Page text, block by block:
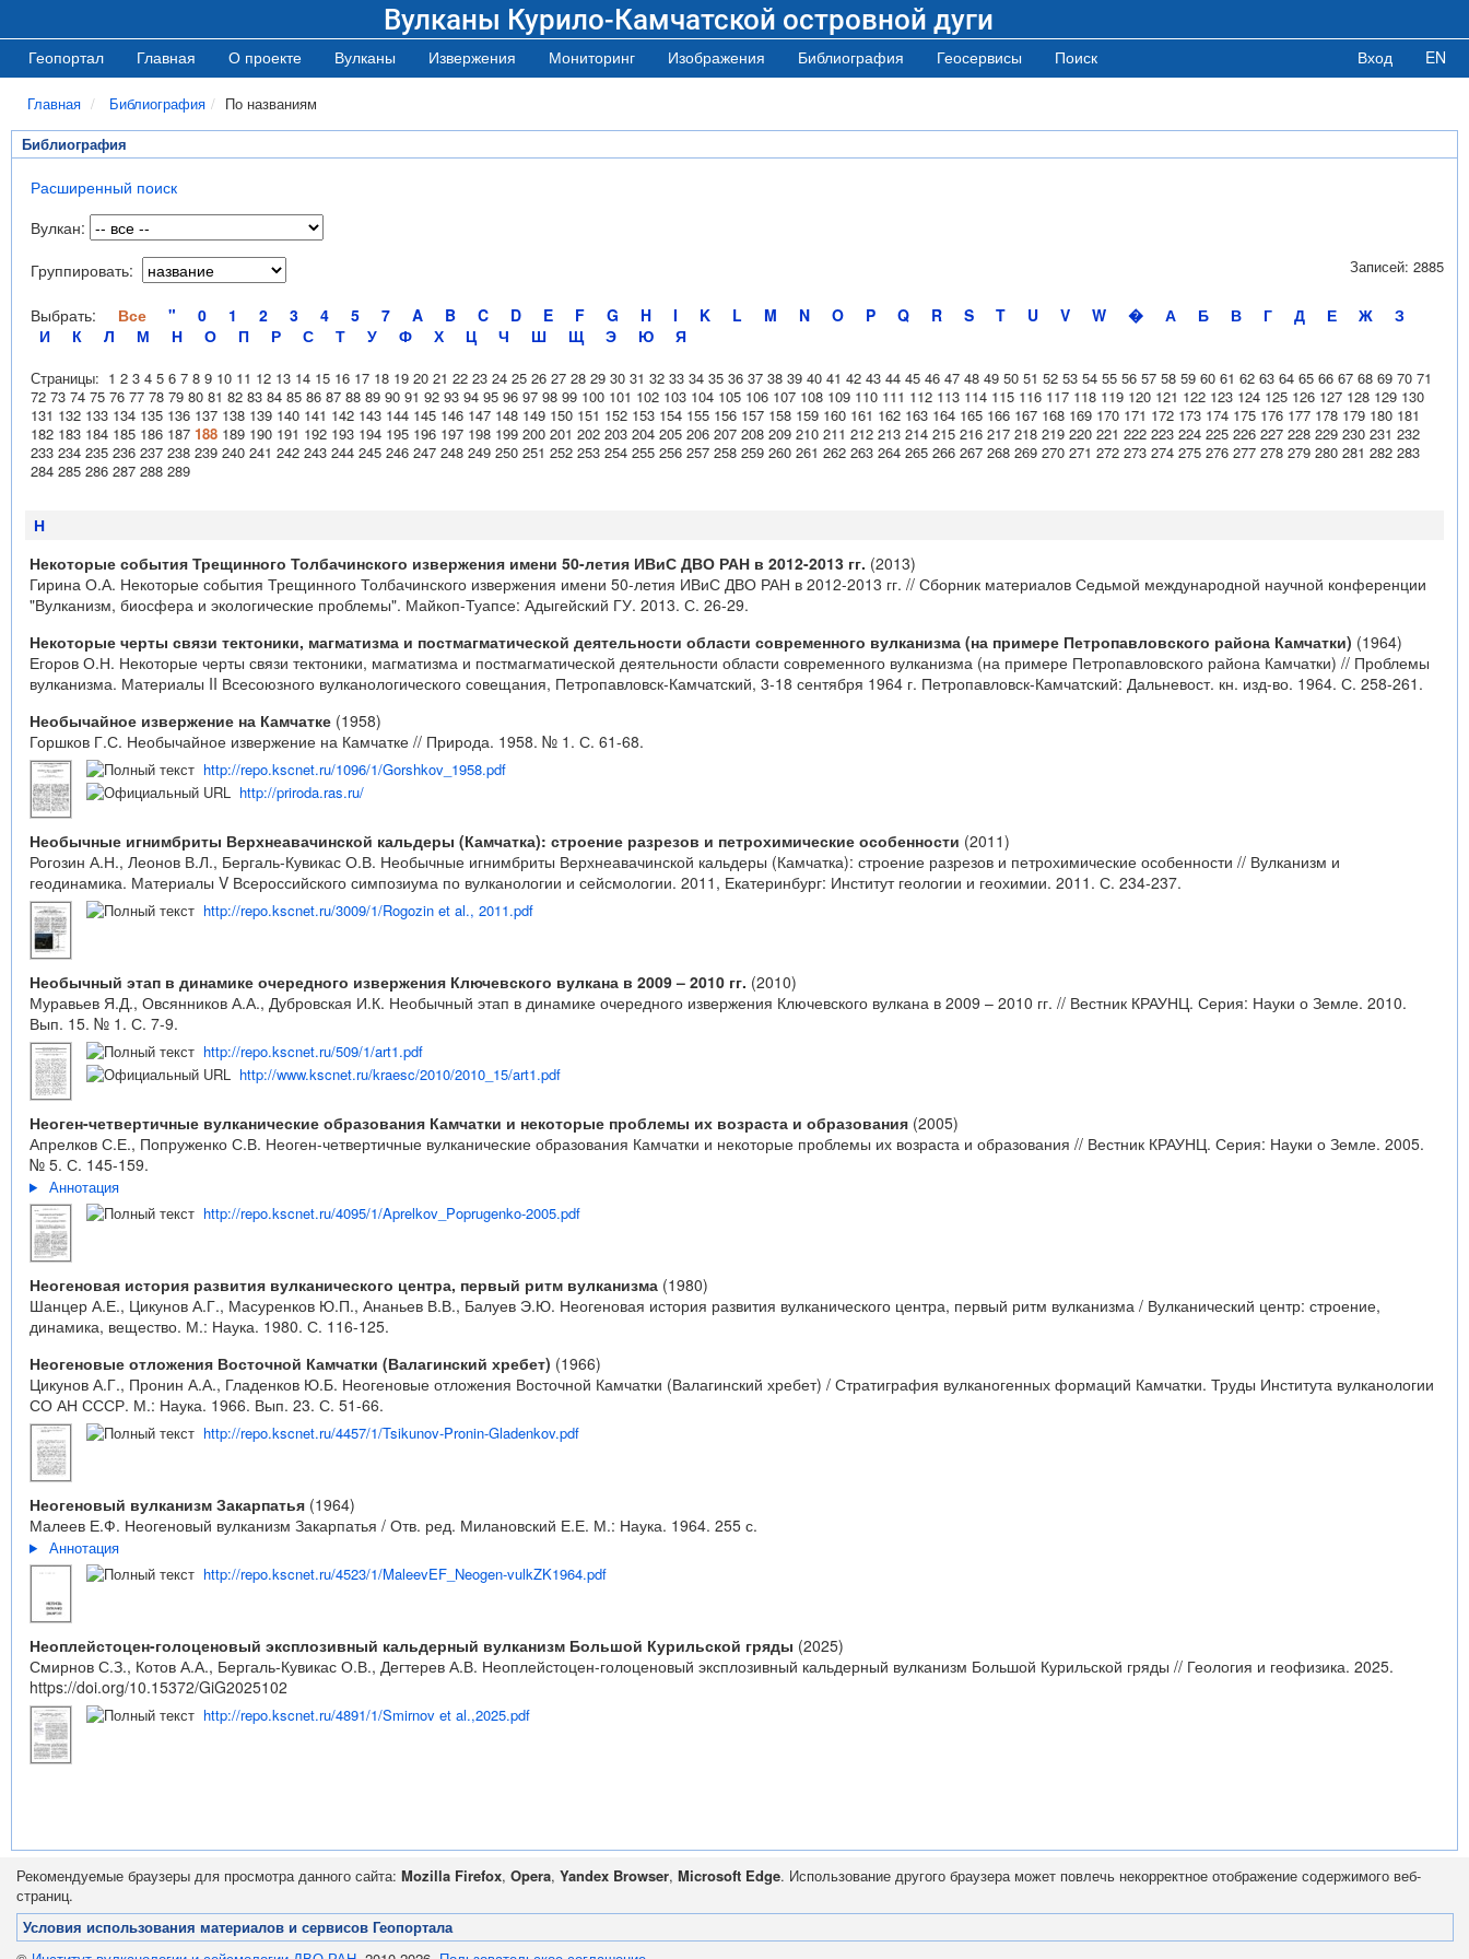
Вулканы Курило-Камчатской островной дуги
Геопортал Главная О проекте Вулканы Извержения Мониторинг Изображения Библиография Геосервисы Поиск Вход EN
Главная Библиография По названиям
Библиография
Расширенный поиск
Вулкан:
Группировать:
Выбрать: Все " 0 1 2 3 4 5 7 A B C D E F G H I K L M N O P Q R S T U V W � А Б В Г Д Е Ж
З
И
К Л М Н О П Р С Т У Ф Х Ц Ч Ш Щ Э Ю Я
Записей: 2885
Страницы: 1 2 3 4 5 6 7 8 9 10 11 12 13 14 15 16 17 18 19 20 21 22 23 24 25 26 27 28 29 30 31 32 33 34 35 36 37 38 39 40 41 42 43 44 45 46 47 48 49 50 51 52 53 54 55 56 57 58 59 60 61 62 63 64 65 66 67 68 69 70 71
72 73 74 75 76 77 78 79 80 81 82 83 84 85 86 87 88 89 90 91 92 93 94 95 96 97 98 99 100 101 102 103 104 105 106 107 108 109 110 111 112 113 114 115 116 117 118 119 120 121 122 123 124 125 126 127 128 129 130
131 132 133 134 135 136 137 138 139 140 141 142 143 144 145 146 147 148 149 150 151 152 153 154 155 156 157 158 159 160 161 162 163 164 165 166 167 168 169 170 171 172 173 174 175 176 177 178 179 180 181
182 183 184 185 186 187 188 189 190 191 192 193 194 195 196 197 198 199 200 201 202 203 204 205 206 207 208 209 210 211 212 213 214 215 216 217 218 219 220 221 222 223 224 225 226 227 228 229 230 231 232
233 234 235 236 237 238 239 240 241 242 243 244 245 246 247 248 249 250 251 252 253 254 255 256 257 258 259 260 261 262 263 264 265 266 267 268 269 270 271 272 273 274 275 276 277 278 279 280 281 282 283
284 285 286 287 288 289
Н
Некоторые события Трещинного Толбачинского извержения имени 50-летия ИВиС ДВО РАН в 2012-2013 гг. (2013)
Гирина О.А. Некоторые события Трещинного Толбачинского извержения имени 50-летия ИВиС ДВО РАН в 2012-2013 гг. // Сборник материалов Седьмой международной научной конференции
"Вулканизм, биосфера и экологические проблемы". Майкоп-Туапсе: Адыгейский ГУ. 2013. С. 26-29.
Некоторые черты связи тектоники, магматизма и постмагматической деятельности области современного вулканизма (на примере Петропавловского района Камчатки) (1964)
Егоров О.Н. Некоторые черты связи тектоники, магматизма и постмагматической деятельности области современного вулканизма (на примере Петропавловского района Камчатки) // Проблемы
вулканизма. Материалы II Всесоюзного вулканологического совещания, Петропавловск-Камчатский, 3-18 сентября 1964 г. Петропавловск-Камчатский: Дальневост. кн. изд-во. 1964. С. 258-261.
Необычайное извержение на Камчатке (1958)
Горшков Г.С. Необычайное извержение на Камчатке // Природа. 1958. № 1. С. 61-68.
http://repo.kscnet.ru/1096/1/Gorshkov_1958.pdf
http://priroda.ras.ru/
Необычные игнимбриты Верхнеавачинской кальдеры (Камчатка): строение разрезов и петрохимические особенности (2011)
Рогозин А.Н., Леонов В.Л., Бергаль-Кувикас О.В. Необычные игнимбриты Верхнеавачинской кальдеры (Камчатка): строение разрезов и петрохимические особенности // Вулканизм и
геодинамика. Материалы V Всероссийского симпозиума по вулканологии и сейсмологии. 2011, Екатеринбург: Институт геологии и геохимии. 2011. С. 234-237.
http://repo.kscnet.ru/3009/1/Rogozin et al., 2011.pdf
Необычный этап в динамике очередного извержения Ключевского вулкана в 2009 – 2010 гг. (2010)
Муравьев Я.Д., Овсянников А.А., Дубровская И.К. Необычный этап в динамике очередного извержения Ключевского вулкана в 2009 – 2010 гг. // Вестник КРАУНЦ. Серия: Науки о Земле. 2010.
Вып. 15. № 1. С. 7-9.
http://repo.kscnet.ru/509/1/art1.pdf
http://www.kscnet.ru/kraesc/2010/2010_15/art1.pdf
Неоген-четвертичные вулканические образования Камчатки и некоторые проблемы их возраста и образования (2005)
Апрелков С.Е., Попруженко С.В. Неоген-четвертичные вулканические образования Камчатки и некоторые проблемы их возраста и образования // Вестник КРАУНЦ. Серия: Науки о Земле. 2005.
№ 5. С. 145-159.
Аннотация
http://repo.kscnet.ru/4095/1/Aprelkov_Poprugenko-2005.pdf
Неогеновая история развития вулканического центра, первый ритм вулканизма (1980)
Шанцер А.Е., Цикунов А.Г., Масуренков Ю.П., Ананьев В.В., Балуев Э.Ю. Неогеновая история развития вулканического центра, первый ритм вулканизма / Вулканический центр: строение,
динамика, вещество. М.: Наука. 1980. С. 116-125.
Неогеновые отложения Восточной Камчатки (Валагинский хребет) (1966)
Цикунов А.Г., Пронин А.А., Гладенков Ю.Б. Неогеновые отложения Восточной Камчатки (Валагинский хребет) / Стратиграфия вулканогенных формаций Камчатки. Труды Института вулканологии
СО АН СССР. М.: Наука. 1966. Вып. 23. С. 51-66.
http://repo.kscnet.ru/4457/1/Tsikunov-Pronin-Gladenkov.pdf
Неогеновый вулканизм Закарпатья (1964)
Малеев Е.Ф. Неогеновый вулканизм Закарпатья / Отв. ред. Милановский Е.Е. М.: Наука. 1964. 255 с.
Аннотация
http://repo.kscnet.ru/4523/1/MaleevEF_Neogen-vulkZK1964.pdf
Неоплейстоцен-голоценовый эксплозивный кальдерный вулканизм Большой Курильской гряды (2025)
Смирнов С.З., Котов А.А., Бергаль-Кувикас О.В., Дегтерев А.В. Неоплейстоцен-голоценовый эксплозивный кальдерный вулканизм Большой Курильской гряды // Геология и геофизика. 2025.
https://doi.org/10.15372/GiG2025102
http://repo.kscnet.ru/4891/1/Smirnov et al.,2025.pdf
Рекомендуемые браузеры для просмотра данного сайта: Mozilla Firefox, Opera, Yandex Browser, Microsoft Edge. Использование другого браузера может повлечь некорректное отображение содержимого веб-
страниц.
Условия использования материалов и сервисов Геопортала